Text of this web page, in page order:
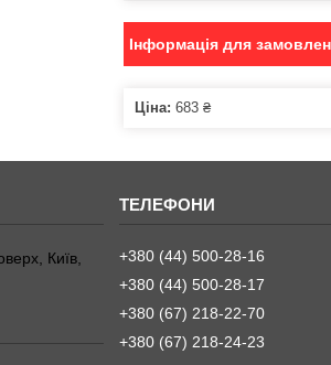
Інформація для
Ціна: 683 ₴
Київ,
+380 (44) 500-28-16
+380 (44) 500-28-17
+380 (67) 218-22-70
+380 (67) 218-24-23